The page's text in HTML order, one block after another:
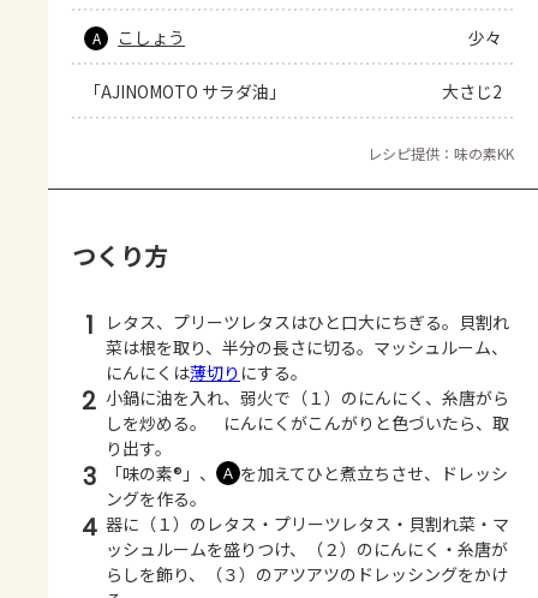
A こしょう 少々
「AJINOMOTO サラダ油」 大さじ2
レシピ提供：味の素KK
つくり方
1
レタス、プリーツレタスはひと口大にちぎる。貝割れ
菜は根を取り、半分の長さに切る。マッシュルーム、
にんにくは薄切り にする。
2 小鍋に油を入れ、弱火で（１）のにんにく、糸唐がら
しを炒める。 にんにくがこんがりと色づいたら、取
り出す。
3 「味の素®」、 Ａ を加えてひと煮立ちさせ、ドレッシ
ングを作る。
4 器に（１）のレタス・プリーツレタス・貝割れ菜・マ
ッシュルームを盛りつけ、（２）のにんにく・糸唐が
らしを飾り、（３）のアツアツのドレッシングをかけ